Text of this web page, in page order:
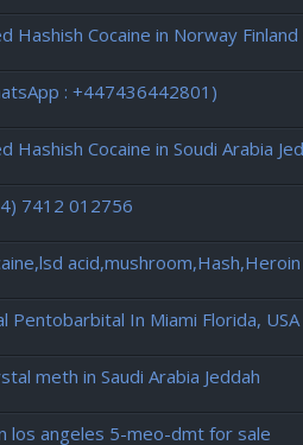
Cocaine in Norway Finland
: +447436442801)
Cocaine in Soudi Arabia
7412 012756
Pentobarbital In Miami Florida, USA
meth in Saudi Arabia Jeddah
los angeles 5-meo-dmt for sale